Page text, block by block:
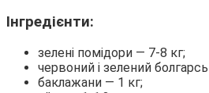
Інгредієнти:
зелені помідори — 7-8 кг;
червоний і зелений
баклажани — 1 кг;